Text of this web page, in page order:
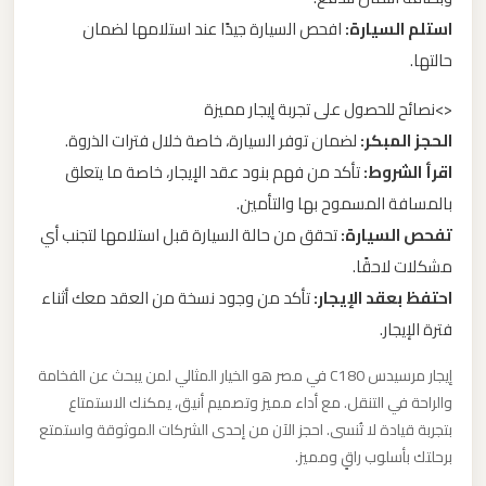
استلم السيارة:افحص السيارة جيدًا عند استلامها لضمان
حالتها.
<>نصائح للحصول على تجربة إيجار مميزة
الحجز المبكر:لضمان توفر السيارة، خاصة خلال فترات الذروة.
اقرأ الشروط:تأكد من فهم بنود عقد الإيجار، خاصة ما يتعلق
بالمسافة المسموح بها والتأمين.
تفحص السيارة:تحقق من حالة السيارة قبل استلامها لتجنب أي
مشكلات لاحقًا.
احتفظ بعقد الإيجار:تأكد من وجود نسخة من العقد معك أثناء
فترة الإيجار.
إيجار مرسيدس C180 في مصر هو الخيار المثالي لمن يبحث عن الفخامة
والراحة في التنقل. مع أداء مميز وتصميم أنيق، يمكنك الاستمتاع
بتجربة قيادة لا تُنسى. احجز الآن من إحدى الشركات الموثوقة واستمتع
برحلتك بأسلوب راقٍ ومميز.
ليموزين
مطار
مرسي
مطروح
ليموزين
مطار
الشيخ
ليموزين
سفنكس
ليموزين